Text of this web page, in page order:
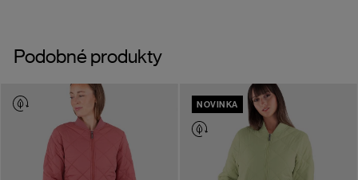
Podobné produkty
NOVINKA